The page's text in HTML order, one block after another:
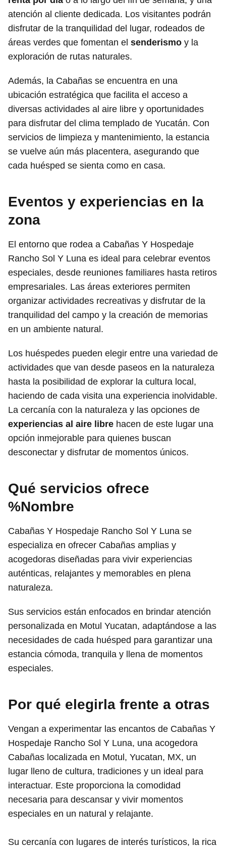
atención al cliente dedicada. Los visitantes podrán
disfrutar de la tranquilidad del lugar, rodeados de
áreas verdes que fomentan el senderismo y la
exploración de rutas naturales.
Además, la Cabañas se encuentra en una
ubicación estratégica que facilita el acceso a
diversas actividades al aire libre y oportunidades
para disfrutar del clima templado de Yucatán. Con
servicios de limpieza y mantenimiento, la estancia
se vuelve aún más placentera, asegurando que
cada huésped se sienta como en casa.
Eventos y experiencias en la
zona
El entorno que rodea a Cabañas Y Hospedaje
Rancho Sol Y Luna es ideal para celebrar eventos
especiales, desde reuniones familiares hasta retiros
empresariales. Las áreas exteriores permiten
organizar actividades recreativas y disfrutar de la
tranquilidad del campo y la creación de memorias
en un ambiente natural.
Los huéspedes pueden elegir entre una variedad de
actividades que van desde paseos en la naturaleza
hasta la posibilidad de explorar la cultura local,
haciendo de cada visita una experiencia inolvidable.
La cercanía con la naturaleza y las opciones de
experiencias al aire libre hacen de este lugar una
opción inmejorable para quienes buscan
desconectar y disfrutar de momentos únicos.
Qué servicios ofrece
%Nombre
Cabañas Y Hospedaje Rancho Sol Y Luna se
especializa en ofrecer Cabañas amplias y
acogedoras diseñadas para vivir experiencias
auténticas, relajantes y memorables en plena
naturaleza.
Sus servicios están enfocados en brindar atención
personalizada en Motul Yucatan, adaptándose a las
necesidades de cada huésped para garantizar una
estancia cómoda, tranquila y llena de momentos
especiales.
Por qué elegirla frente a otras
Vengan a experimentar las encantos de Cabañas Y
Hospedaje Rancho Sol Y Luna, una acogedora
Cabañas localizada en Motul, Yucatan, MX, un
lugar lleno de cultura, tradiciones y un ideal para
interactuar. Este proporciona la comodidad
necesaria para descansar y vivir momentos
especiales en un natural y relajante.
Su cercanía con lugares de interés turísticos, la rica